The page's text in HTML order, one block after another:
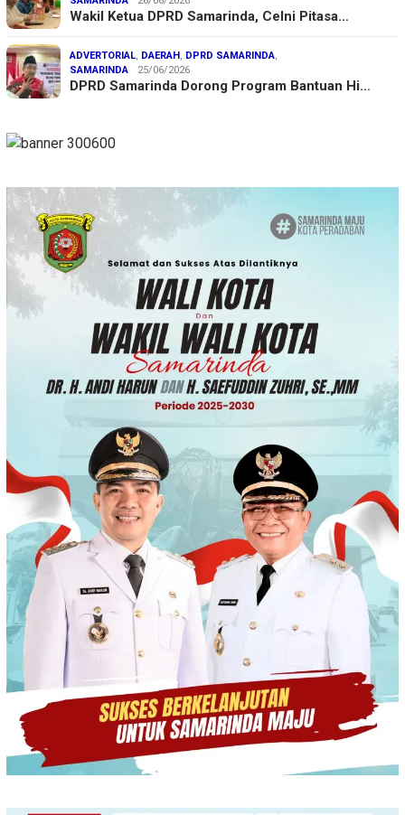
Wakil Ketua DPRD Samarinda, Celni Pitasa…
ADVERTORIAL, DAERAH, DPRD SAMARINDA,
SAMARINDA
25/06/2026
DPRD Samarinda Dorong Program Bantuan Hi…